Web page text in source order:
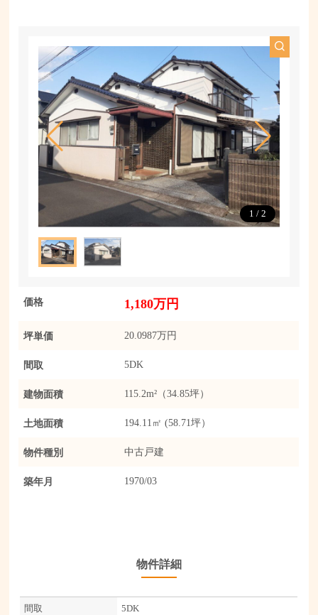
1 /2
価格 1,180万円
坪単価 20.0987万円
間取 5DK
建物面積 115.2m²（34.85坪）
土地面積 194.11㎡ (58.71坪）
物件種別 中古戸建
築年月 1970/03
物件詳細
間取 5DK